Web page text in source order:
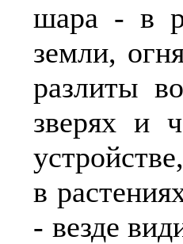
шара - в
земли,
разлиты
зверях и
в
- везде